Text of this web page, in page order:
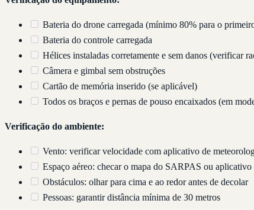
Bateria do drone carregada (mínimo 80% para o
Bateria do controle carregada
Hélices instaladas corretamente e sem danos (verificar
Câmera e gimbal sem obstruções
Cartão de memória inserido (se aplicável)
Todos os braços e pernas de pouso encaixados (em
Verificação do ambiente:
Vento: verificar velocidade com aplicativo de
Espaço aéreo: checar o mapa do SARPAS ou
Obstáculos: olhar para cima e ao redor antes de decolar
Pessoas: garantir distância mínima de 30 metros